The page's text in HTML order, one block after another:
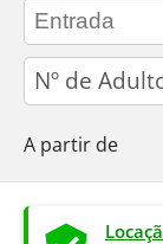
adults
A partir de